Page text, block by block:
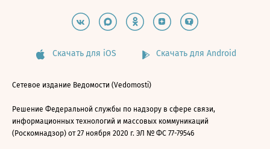
Скачать для iOS Скачать для Android
Сетевое издание Ведомости (Vedomosti)
Решение Федеральной службы по надзору в сфере связи,
информационных технологий и массовых коммуникаций
(Роскомнадзор) от 27 ноября 2020 г. ЭЛ № ФС 77-79546